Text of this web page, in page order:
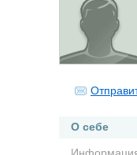
О себе